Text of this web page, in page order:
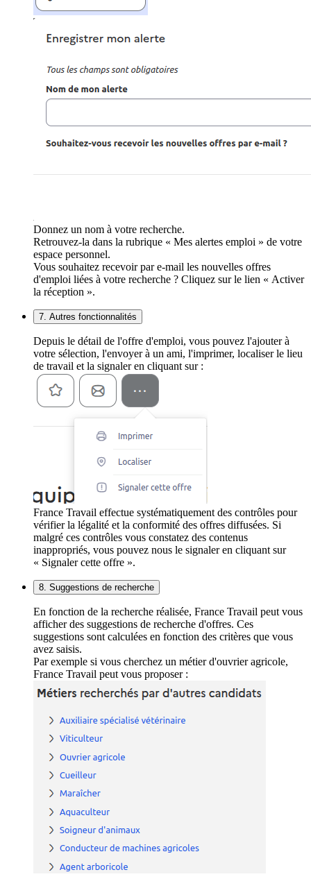
Donnez un nom à votre recherche.
Retrouvez-la dans la rubrique « Mes alertes emploi » de votre
espace personnel.
Vous souhaitez recevoir par e-mail les nouvelles offres
d'emploi liées à votre recherche ? Cliquez sur le lien « Activer
la réception ».
7. Autres fonctionnalités
Depuis le détail de l'offre d'emploi, vous pouvez l'ajouter à
votre sélection, l'envoyer à un ami, l'imprimer, localiser le lieu
de travail et la signaler en cliquant sur :
France Travail effectue systématiquement des contrôles pour
vérifier la légalité et la conformité des offres diffusées. Si
malgré ces contrôles vous constatez des contenus
inappropriés, vous pouvez nous le signaler en cliquant sur
« Signaler cette offre ».
8. Suggestions de recherche
En fonction de la recherche réalisée, France Travail peut vous
afficher des suggestions de recherche d'offres. Ces
suggestions sont calculées en fonction des critères que vous
avez saisis.
Par exemple si vous cherchez un métier d'ouvrier agricole,
France Travail peut vous proposer :